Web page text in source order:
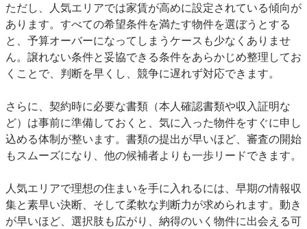
ただし、人気エリアでは家賃が高めに設定されている傾向が
あります。すべての希望条件を満たす物件を選ぼうとする
と、予算オーバーになってしまうケースも少なくありませ
ん。譲れない条件と妥協できる条件をあらかじめ整理してお
くことで、判断を早くし、競争に遅れず対応できます。
さらに、契約時に必要な書類（本人確認書類や収入証明な
ど）は事前に準備しておくと、気に入った物件をすぐに申し
込める体制が整います。書類の提出が早いほど、審査の開始
もスムーズになり、他の候補者よりも一歩リードできます。
人気エリアで理想の住まいを手に入れるには、早期の情報収
集と素早い決断、そして柔軟な判断力が求められます。動き
が早いほど、選択肢も広がり、納得のいく物件に出会える可